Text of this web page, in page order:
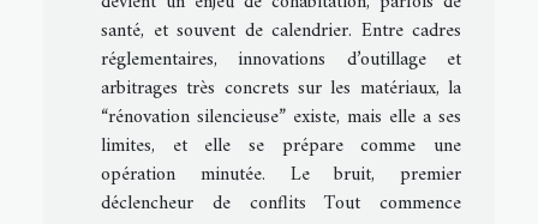
santé, et souvent de calendrier. Entre cadres
réglementaires, innovations d’outillage et
arbitrages très concrets sur les matériaux, la
“rénovation silencieuse” existe, mais elle a ses
limites, et elle se prépare comme une
opération minutée. Le bruit, premier
déclencheur de conflits Tout commence